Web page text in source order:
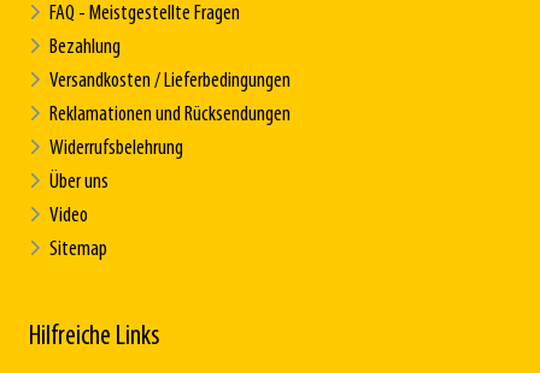
FAQ - Meistgestellte Fragen
Bezahlung
Versandkosten / Lieferbedingungen
Reklamationen und Rücksendungen
Widerrufsbelehrung
Über uns
Video
Sitemap
Hilfreiche Links